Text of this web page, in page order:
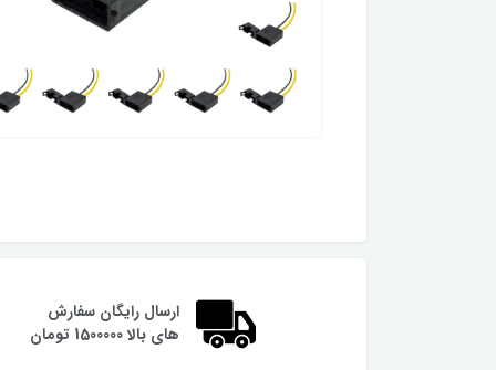
ارسال رایگان سفارش
های بالا 1500000 تومان